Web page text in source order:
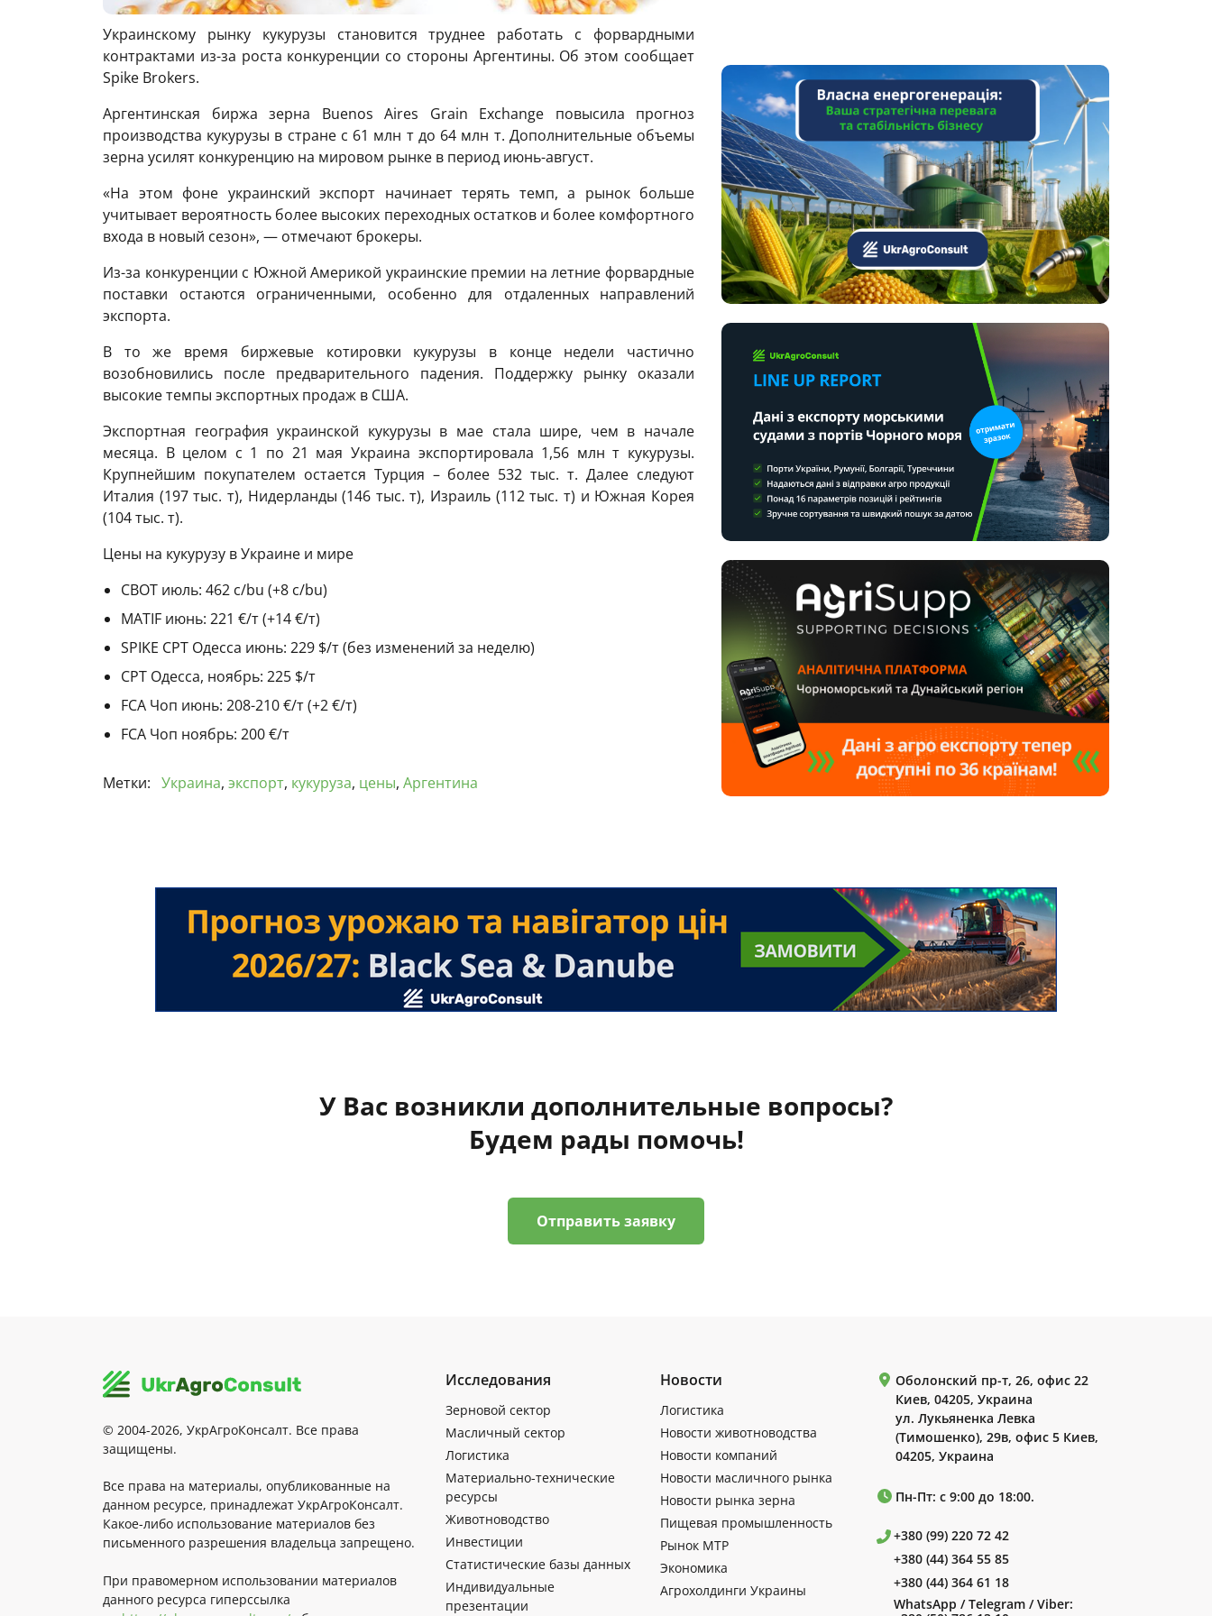
Украинскому рынку кукурузы становится труднее работать с форвардными
контрактами из-за роста конкуренции со стороны Аргентины. Об этом сообщает
Spike Brokers.
Аргентинская биржа зерна Buenos Aires Grain Exchange повысила прогноз
производства кукурузы в стране с 61 млн т до 64 млн т. Дополнительные объемы
зерна усилят конкуренцию на мировом рынке в период июнь-август.
«На этом фоне украинский экспорт начинает терять темп, а рынок больше
учитывает вероятность более высоких переходных остатков и более комфортного
входа в новый сезон», — отмечают брокеры.
Из-за конкуренции с Южной Америкой украинские премии на летние форвардные
поставки остаются ограниченными, особенно для отдаленных направлений
экспорта.
В то же время биржевые котировки кукурузы в конце недели частично
возобновились после предварительного падения. Поддержку рынку оказали
высокие темпы экспортных продаж в США.
Экспортная география украинской кукурузы в мае стала шире, чем в начале
месяца. В целом с 1 по 21 мая Украина экспортировала 1,56 млн т кукурузы.
Крупнейшим покупателем остается Турция – более 532 тыс. т. Далее следуют
Италия (197 тыс. т), Нидерланды (146 тыс. т), Израиль (112 тыс. т) и Южная Корея
(104 тыс. т).
Цены на кукурузу в Украине и мире
CBOT июль: 462 c/bu (+8 c/bu)
MATIF июнь: 221 €/т (+14 €/т)
SPIKE CPT Одесса июнь: 229 $/т (без изменений за неделю)
CPT Одесса, ноябрь: 225 $/т
FCA Чоп июнь: 208-210 €/т (+2 €/т)
FCA Чоп ноябрь: 200 €/т
Метки: Украина, экспорт, кукуруза, цены, Аргентина
У Вас возникли дополнительные вопросы?
Будем рады помочь!
Отправить заявку
© 2004-2026, УкрАгроКонсалт. Все права
защищены.
Все права на материалы, опубликованные на
данном ресурсе, принадлежат УкрАгроКонсалт.
Какое-либо использование материалов без
письменного разрешения владельца запрещено.
При правомерном использовании материалов
данного ресурса гиперссылка
Исследования
Зерновой сектор
Масличный сектор
Логистика
Материально-технические
ресурсы
Животноводство
Инвестиции
Статистические базы данных
Индивидуальные
презентации
Новости
Логистика
Новости животноводства
Новости компаний
Новости масличного рынка
Новости рынка зерна
Пищевая промышленность
Рынок МТР
Экономика
Агрохолдинги Украины
Оболонский пр-т, 26, офис 22
Киев, 04205, Украина
ул. Лукьяненка Левка
(Тимошенко), 29в, офис 5 Киев,
04205, Украина
Пн-Пт: с 9:00 до 18:00.
+380 (99) 220 72 42
+380 (44) 364 55 85
+380 (44) 364 61 18
WhatsApp / Telegram / Viber: